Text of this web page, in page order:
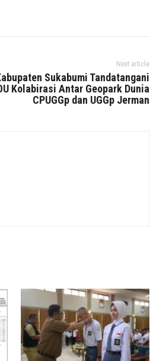
Next article
Sukabumi Tandatangani
Kolabirasi Antar Geopark Dunia
CPUGGp dan UGGp Jerman